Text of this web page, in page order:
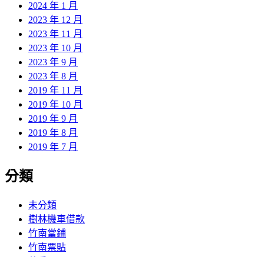
2024 年 1 月
2023 年 12 月
2023 年 11 月
2023 年 10 月
2023 年 9 月
2023 年 8 月
2019 年 11 月
2019 年 10 月
2019 年 9 月
2019 年 8 月
2019 年 7 月
分類
未分類
樹林機車借款
竹南當鋪
竹南票貼